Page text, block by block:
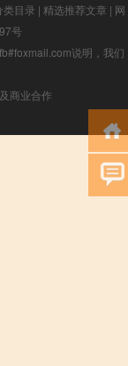
类目录 | 精选推荐文章 | 网
号
说明，我们
商业合作